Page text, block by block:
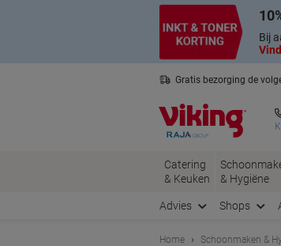
Bij
Gratis bezorging de
Catering
& Keuken
& Hygiëne
Advies Shops
Home Schoonmaken &